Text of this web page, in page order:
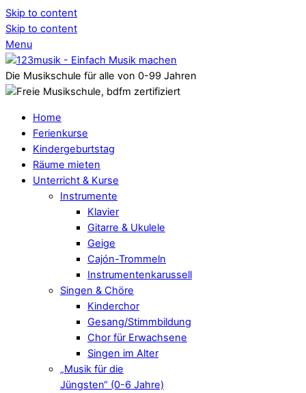
Skip to content
Skip to content
Menu
Die Musikschule für alle von 0-99 Jahren
Home
Ferienkurse
Kindergeburtstag
Räume mieten
Unterricht & Kurse
Instrumente
Klavier
Gitarre & Ukulele
Geige
Cajón-Trommeln
Instrumentenkarussell
Singen & Chöre
Kinderchor
Gesang/Stimmbildung
Chor für Erwachsene
Singen im Alter
„Musik für die
Jüngsten“ (0-6 Jahre)